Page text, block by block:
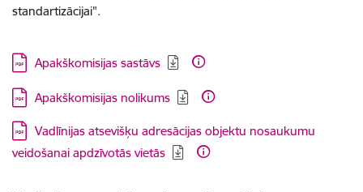
standartizācijai".
Lejupielādēt:
Apakškomisijas sastāvs
Lejupielādēt:
Apakškomisijas nolikums
Lejupielādēt:
Vadlīnijas atsevišķu adresācijas objektu nosaukumu
veidošanai apdzīvotās vietās